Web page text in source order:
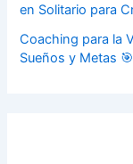
en Solitario para
Coaching para la
Sueños y Metas 🎯